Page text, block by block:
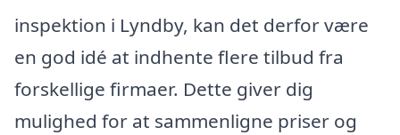
inspektion i Lyndby, kan det derfor være
en god idé at indhente flere tilbud fra
forskellige firmaer. Dette giver dig
mulighed for at sammenligne priser og